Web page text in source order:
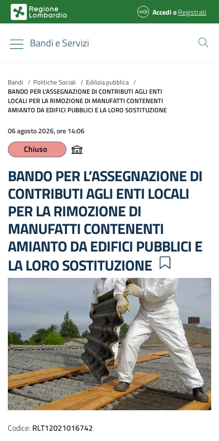
AccedioRegistrati
Bandi e Servizi
Bandi / Politiche Sociali / Edilizia pubblica /
BANDO PER L’ASSEGNAZIONE DI CONTRIBUTI AGLI ENTI
LOCALI PER LA RIMOZIONE DI MANUFATTI CONTENENTI
AMIANTO DA EDIFICI PUBBLICI E LA LORO SOSTITUZIONE
06 agosto 2026, ore 14:06
Chiuso
BANDO PER L’ASSEGNAZIONE DI
CONTRIBUTI AGLI ENTI LOCALI
PER LA RIMOZIONE DI
MANUFATTI CONTENENTI
AMIANTO DA EDIFICI PUBBLICI E
LA LORO SOSTITUZIONE
Codice: RLT12021016742